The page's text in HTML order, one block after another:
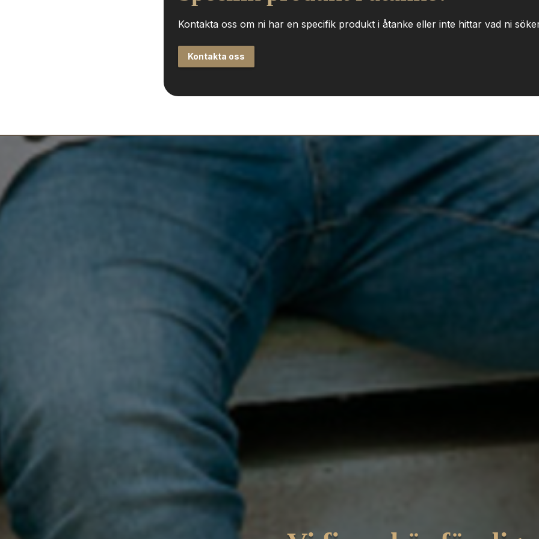
Kontakta oss om ni har en specifik produkt i åtanke eller inte hittar vad ni
Kontakta oss